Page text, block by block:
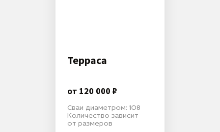
Терраса
от 120 000 ₽
Сваи диаметром: 108
Количество зависит
от размеров